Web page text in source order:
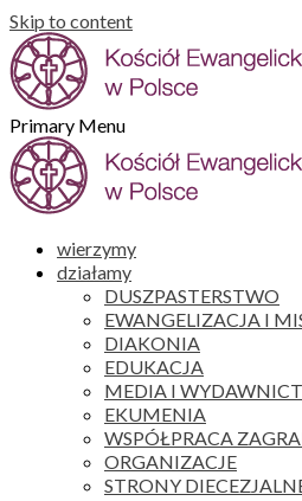
Skip to content
Primary Menu
wierzymy
działamy
DUSZPASTERSTWO
EWANGELIZACJA I
DIAKONIA
EDUKACJA
MEDIA I
EKUMENIA
WSPÓŁPRACA
ORGANIZACJE
STRONY